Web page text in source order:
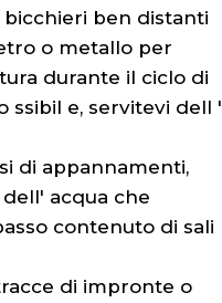
bicchieri ben distanti
o metallo per
durante il ciclo di
ssibil e, servitevi dell '
di appannamenti,
acqua che
contenuto di sali
di impronte o